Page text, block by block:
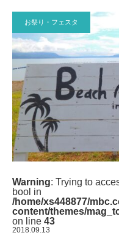
Warning: Trying to
bool in
/home/xs448877/
content/themes/
on line 43
お祭り・フェスタ
2018.09.13